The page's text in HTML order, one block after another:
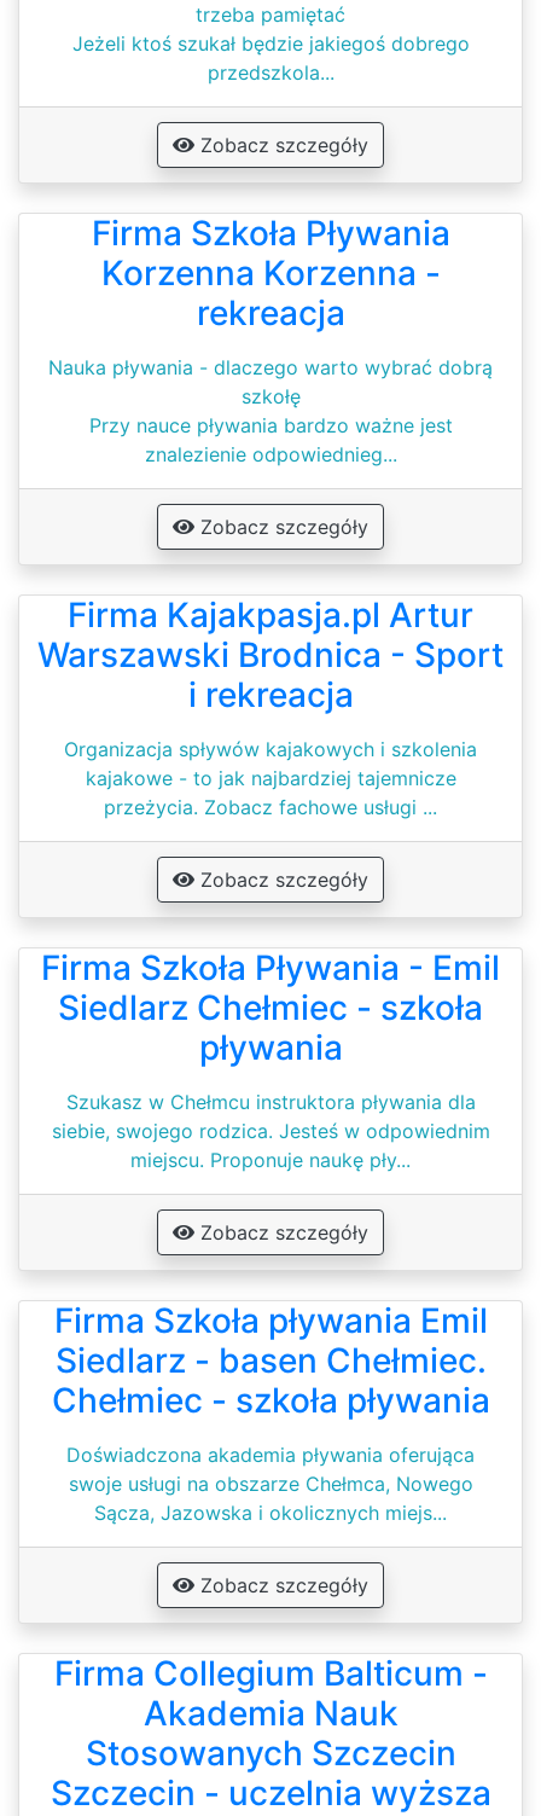
trzeba pamiętać
Jeżeli ktoś szukał będzie jakiegoś dobrego
przedszkola...
Zobacz szczegóły
Firma Szkoła Pływania
Korzenna Korzenna -
rekreacja
Nauka pływania - dlaczego warto wybrać dobrą
szkołę
Przy nauce pływania bardzo ważne jest
znalezienie odpowiednieg...
Zobacz szczegóły
Firma Kajakpasja.pl Artur
Warszawski Brodnica - Sport
i rekreacja
Organizacja spływów kajakowych i szkolenia
kajakowe - to jak najbardziej tajemnicze
przeżycia. Zobacz fachowe usługi ...
Zobacz szczegóły
Firma Szkoła Pływania - Emil
Siedlarz Chełmiec - szkoła
pływania
Szukasz w Chełmcu instruktora pływania dla
siebie, swojego rodzica. Jesteś w odpowiednim
miejscu. Proponuje naukę pły...
Zobacz szczegóły
Firma Szkoła pływania Emil
Siedlarz - basen Chełmiec.
Chełmiec - szkoła pływania
Doświadczona akademia pływania oferująca
swoje usługi na obszarze Chełmca, Nowego
Sącza, Jazowska i okolicznych miejs...
Zobacz szczegóły
Firma Collegium Balticum -
Akademia Nauk
Stosowanych Szczecin
Szczecin - uczelnia wyższa